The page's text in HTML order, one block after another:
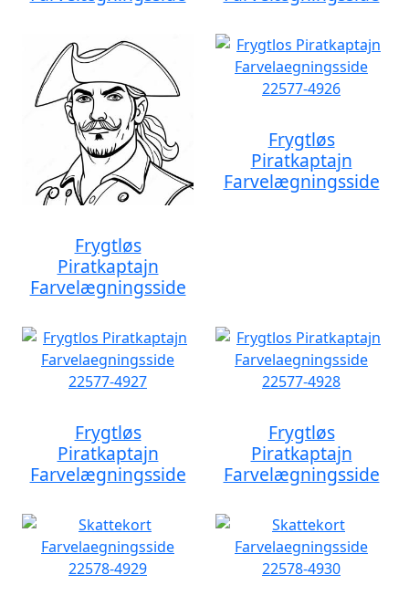
Frygtløs
Piratkaptajn
Farvelægningsside
Frygtløs
Piratkaptajn
Farvelægningsside
Frygtløs
Piratkaptajn
Farvelægningsside
Frygtløs
Piratkaptajn
Farvelægningsside